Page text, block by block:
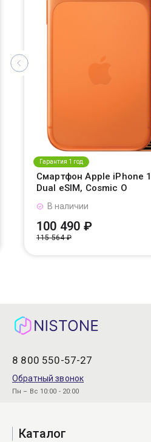
Гарантия 1 год
Смартфон Apple iPhone
Dual eSIM, Cosmic O
В наличии
100 490 ₽
115 564 ₽
8 800 550-57-27
Обратный звонок
Пн – Вс 10:00 - 20:00
Каталог